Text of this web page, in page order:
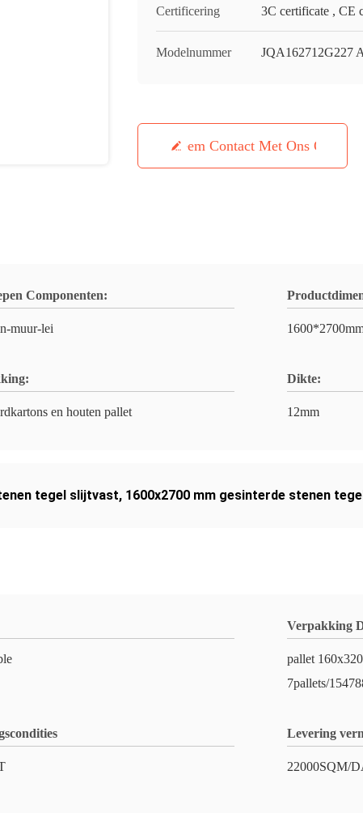
Certificering 3C certificate , CE
Modelnummer JQA162712G227
Neem Contact Met Ons Op
Componenten:
muur-lei
en houten pallet
Dikte:
12mm
tegel slijtvast, 1600x2700 mm gesinterde stenen
Verpakking
pallet
7pallets/
Levering
22000SQM/